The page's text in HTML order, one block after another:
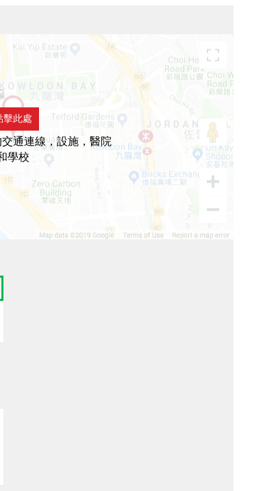
擊此處
通連線，設施，醫院
學校